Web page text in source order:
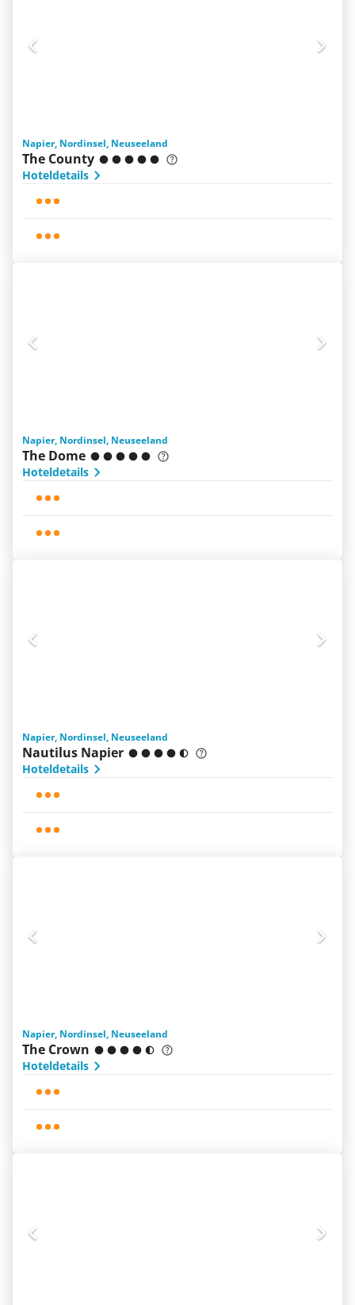
Napier, Nordinsel, Neuseeland
The County
Hoteldetails
Napier, Nordinsel, Neuseeland
The Dome
Hoteldetails
Napier, Nordinsel, Neuseeland
Nautilus Napier
Hoteldetails
Napier, Nordinsel, Neuseeland
The Crown
Hoteldetails